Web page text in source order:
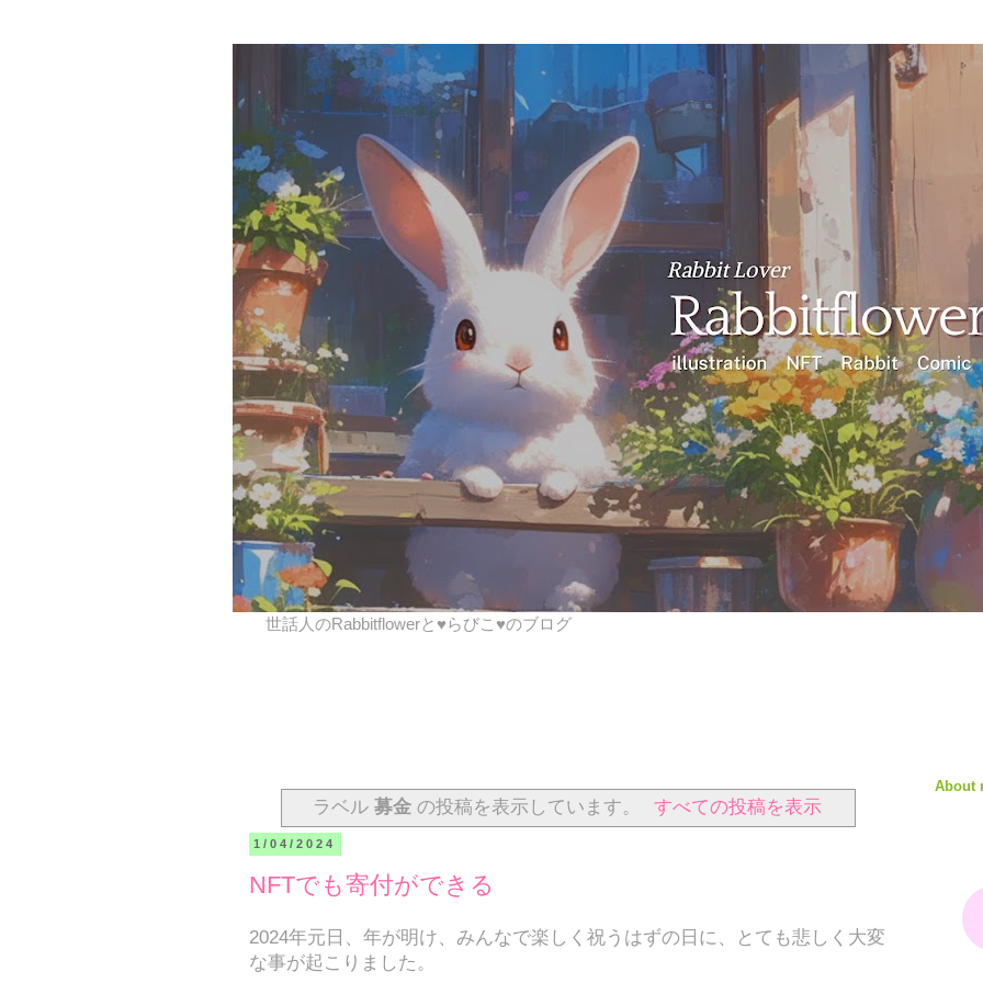
世話人のRabbitflowerと♥らびこ♥のブログ
ラベル募金 の投稿を表示しています。 すべての投稿を表示
1/04/2024
NFTでも寄付ができる
2024年元日、年が明け、みんなで楽しく祝うはずの日に、とても悲しく大変
な事が起こりました。
About